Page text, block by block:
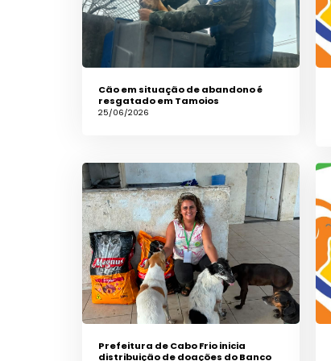
Cão em situação de abandono é
resgatado em Tamoios
25/06/2026
Prefeitura de Cabo Frio inicia
distribuição de doações do Banco